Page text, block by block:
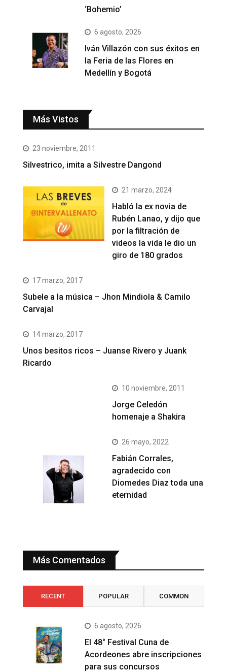
‘Bohemio’
6 agosto, 2026
Iván Villazón con sus éxitos en
la Feria de las Flores en
Medellín y Bogotá
Más Vistos
23 noviembre, 2011
Silvestrico, imita a Silvestre Dangond
21 marzo, 2024
Habló la ex novia de
Rubén Lanao, y dijo que
por la filtración de
videos la vida le dio un
giro de 180 grados
17 marzo, 2017
Subele a la música – Jhon Mindiola & Camilo
Carvajal
14 marzo, 2017
Unos besitos ricos – Juanse Rivero y Juank
Ricardo
10 noviembre, 2011
Jorge Celedón
homenaje a Shakira
26 mayo, 2022
Fabián Corrales,
agradecido con
Diomedes Diaz toda una
eternidad
Más Comentados
RECENT POPULAR COMMON
6 agosto, 2026
El 48° Festival Cuna de
Acordeones abre inscripciones
para sus concursos